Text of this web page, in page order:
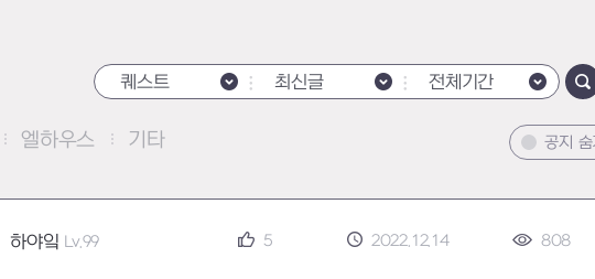
퀘스트 최신글 전체기간
엘하우스 기타 공지 숨
하야잌 Lv.99 5 2022.12.14 808